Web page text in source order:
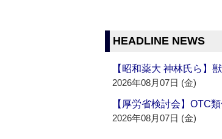
HEADLINE NEWS
【昭和薬大 神林氏ら】
2026年08月07日 (金)
【厚労省検討会】OTC
2026年08月07日 (金)